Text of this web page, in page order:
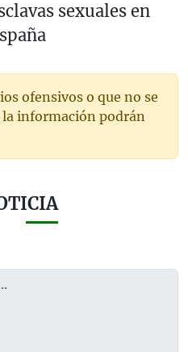
sexuales en
ofensivos o que no se
información podrán